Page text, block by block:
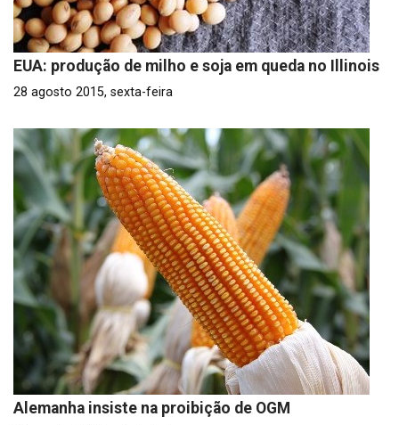
EUA: produção de milho e soja em queda no Illinois
28 agosto 2015, sexta-feira
Alemanha insiste na proibição de OGM